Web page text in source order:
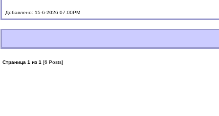
Добавлено: 15-6-2026 07:00PM
Страница 1 из 1 [6 Posts]